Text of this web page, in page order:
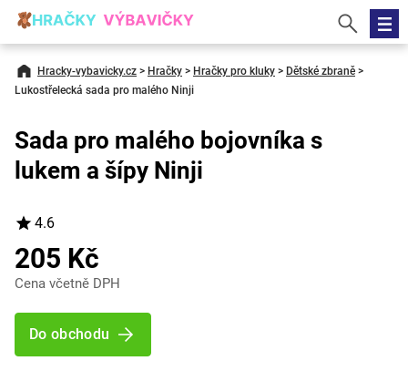
Hracky-vybavicky.cz > Hračky > Hračky pro kluky > Dětské zbraně >
Lukostřelecká sada pro malého Ninji
Sada pro malého bojovníka s
lukem a šípy Ninji
4.6
205 Kč
Cena včetně DPH
Do obchodu